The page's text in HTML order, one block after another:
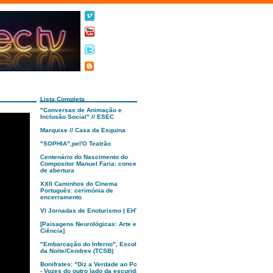
Lista Completa
"Conversas de Animação e
Inclusão Social" // ESEC
Marquise // Casa da Esquina
"SOPHIA",pel'O Teatrão
Centenário do Nascimento do
Compositor Manuel Faria: concerto
de abertura
XXII Caminhos do Cinema
Português: cerimónia de
encerramento
VI Jornadas de Enoturismo | EHTC
[Paisagens Neurológicas: Arte e
Ciência]
"Embarcação do Inferno", Escola
da Noite/Cendrev (TCSB)
Bonifrates: "Diz a Verdade ao Poder
- Vozes do outro lado da escuridão"